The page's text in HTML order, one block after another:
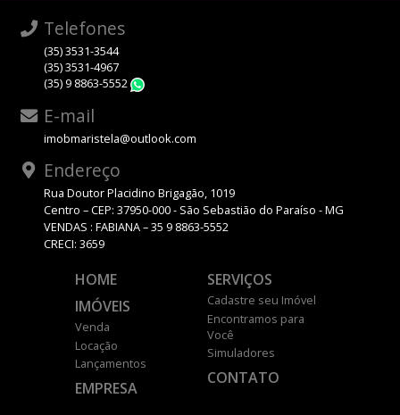
Telefones
(35) 3531-3544
(35) 3531-4967
(35) 9 8863-5552
E-mail
imobmaristela@outlook.com
Endereço
Rua Doutor Placidino Brigagão, 1019
Centro – CEP: 37950-000 - São Sebastião do Paraíso - MG
VENDAS : FABIANA – 35 9 8863-5552
CRECI: 3659
HOME
IMÓVEIS
Venda
Locação
Lançamentos
EMPRESA
SERVIÇOS
Cadastre seu Imóvel
Encontramos para
Você
Simuladores
CONTATO